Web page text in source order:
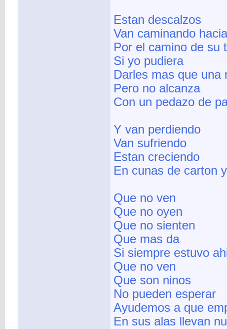
Estan descalzos
Van caminando
Por el camino de su
Si yo pudiera
Darles mas que una
Pero no alcanza
Con un pedazo de
Y van perdiendo
Van sufriendo
Estan creciendo
En cunas de carton
Que no ven
Que no oyen
Que no sienten
Que mas da
Si siempre estuvo
Que no ven
Que son ninos
No pueden esperar
Ayudemos a que
En sus alas llevan